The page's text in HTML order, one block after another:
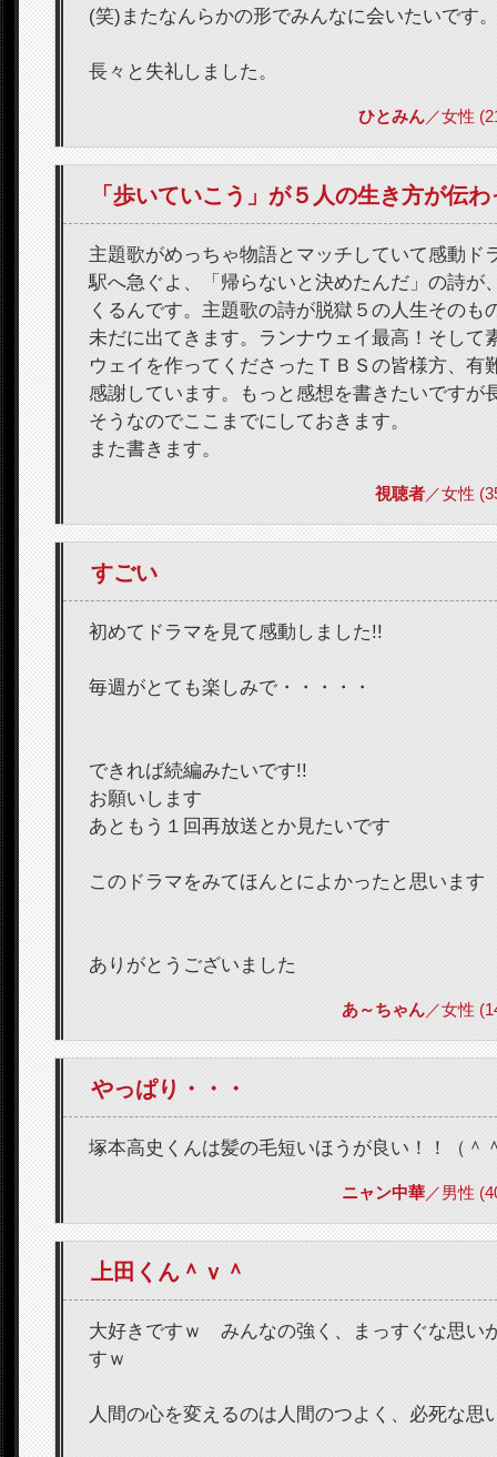
(笑)またなんらかの形でみんなに会いたいです。
長々と失礼しました。
ひとみん／女性
「歩いていこう」が５人の生き方が伝
主題歌がめっちゃ物語とマッチしていて感動ド
駅へ急ぐよ、「帰らないと決めたんだ」の詩が
くるんです。主題歌の詩が脱獄５の人生そのも
未だに出てきます。ランナウェイ最高！そして
ウェイを作ってくださったＴＢＳの皆様方、有
感謝しています。もっと感想を書きたいですが
そうなのでここまでにしておきます。
また書きます。
視聴者／女性
すごい
初めてドラマを見て感動しました!!
毎週がとても楽しみで・・・・・
できれば続編みたいです!!
お願いします
あともう１回再放送とか見たいです
このドラマをみてほんとによかったと思います
ありがとうございました
あ～ちゃん／女性
やっぱり・・・
塚本高史くんは髪の毛短いほうが良い！！（＾
ニャン中華／男性
上田くん＾ｖ＾
大好きですｗ みんなの強く、まっすぐな思い
すｗ
人間の心を変えるのは人間のつよく、必死な思